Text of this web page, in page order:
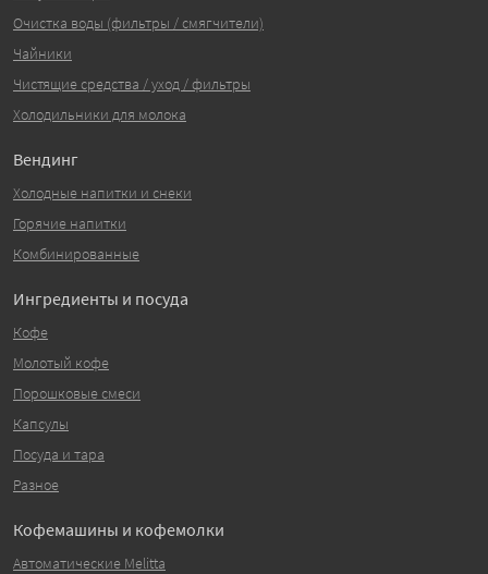
Очистка воды (фильтры / смягчители)
Чайники
Чистящие средства / уход / фильтры
Холодильники для молока
Вендинг
Холодные напитки и снеки
Горячие напитки
Комбинированные
Ингредиенты и посуда
Кофе
Молотый кофе
Порошковые смеси
Капсулы
Посуда и тара
Разное
Кофемашины и кофемолки
Автоматические Melitta